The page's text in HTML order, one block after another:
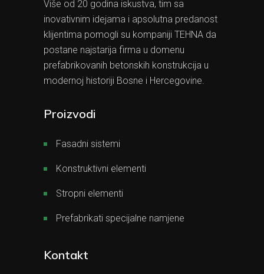
Više od 20 godina iskustva, tim sa
inovativnim idejama i apsolutna predanost
klijentima pomogli su kompaniji TEHNA da
postane najstarija firma u domenu
prefabrikovanih betonskih konstrukcija u
modernoj historiji Bosne i Hercegovine.
Proizvodi
Fasadni sistemi
Konstruktivni elementi
Stropni elementi
Prefabrikati specijalne namjene
Kontakt